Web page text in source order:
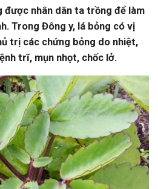
được nhân dân ta trồng để làm
Trong Đông y, lá bỏng có vị
trị các chứng bỏng do nhiệt,
trĩ, mụn nhọt, chốc lở.